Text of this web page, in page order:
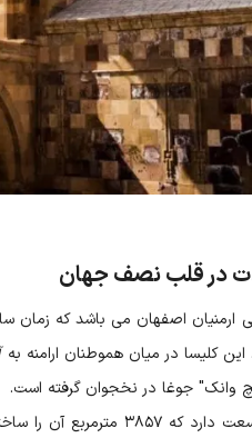
در قلب نصف جهان
ارمنیان اصفهان می باشد که
کلیسا در میان هموطنان ارامنه به
وانک" جوغا در نخجوان گرفته است.
کلیسای وانک ۸۷۳۱ متر